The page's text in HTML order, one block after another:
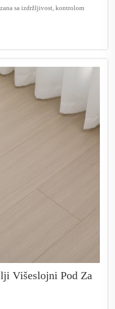
sa izdržljivost, kontrolom
Više slojeva podova se često
koje se pojavljuju na...
Višeslojni Pod Za